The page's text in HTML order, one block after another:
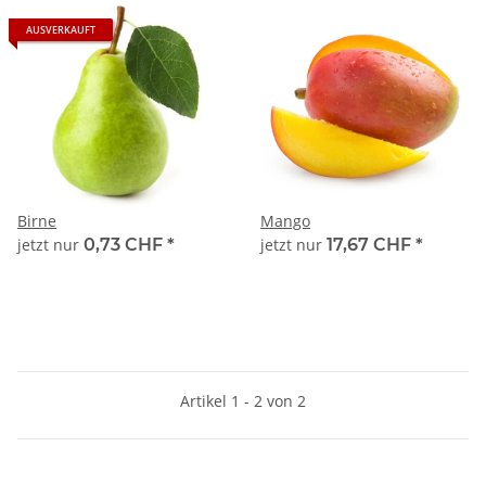
AUSVERKAUFT
Birne
jetzt nur 0,73 CHF *
Mango
jetzt nur 17,67 CHF *
Artikel 1 - 2 von 2